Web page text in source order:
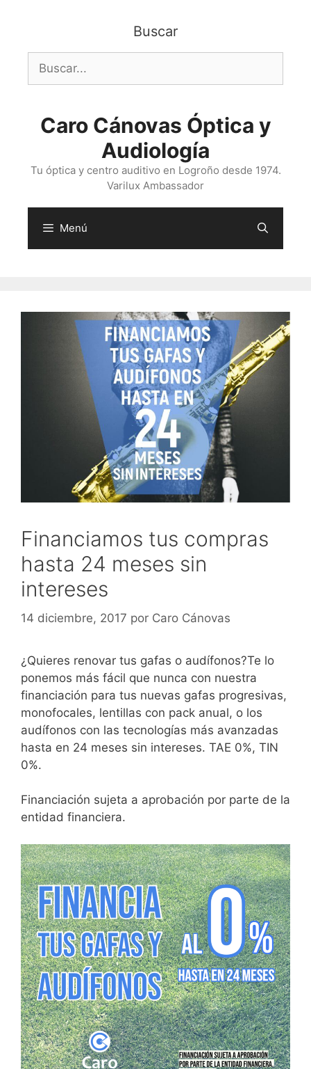
Buscar
Buscar:
Caro Cánovas Óptica y
Audiología
Tu óptica y centro auditivo en Logroño desde 1974.
Varilux Ambassador
Menú
Financiamos tus compras
hasta 24 meses sin
intereses
14 diciembre, 2017 por Caro Cánovas
¿Quieres renovar tus gafas o audífonos?Te lo
ponemos más fácil que nunca con nuestra
financiación para tus nuevas gafas progresivas,
monofocales, lentillas con pack anual, o los
audífonos con las tecnologías más avanzadas
hasta en 24 meses sin intereses. TAE 0%, TIN
0%.
Financiación sujeta a aprobación por parte de la
entidad financiera.